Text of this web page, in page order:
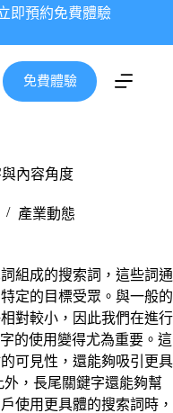
即預約免費體驗
免費體驗
內容角度
產業動態
組成的搜索詞，這些詞通
定的目標受眾。與一般的
對較小，因此我們在進行
的使用變得尤為重要。這
可見性，還能夠吸引更具
，長尾關鍵字還能夠幫
使用更具體的搜索詞時，